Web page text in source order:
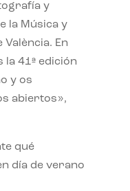
y
la Música y
En
41ª edición
y os
abiertos»,
qué
día de verano